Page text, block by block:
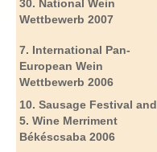
30. NationalWein
Wettbewerb 2007
7. International Pan-
EuropeanWein
Wettbewerb 2006
10. Sausage Festival and
5. Wine Merriment
Békéscsaba 2006